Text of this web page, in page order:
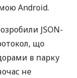
Android.
JSON-
що
в парку
не